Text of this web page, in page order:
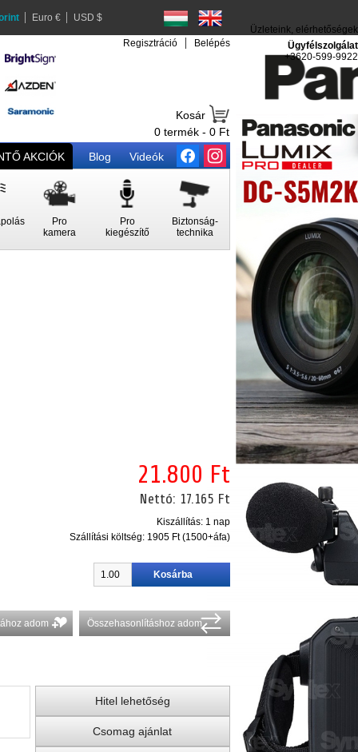
Euro € USD $
Regisztráció Belépés
Kosár
0 termék - 0 Ft
AKCIÓK Blog Videók
Pro
kamera
Pro
kiegészítő
Biztonság-
technika
Üzleteink, elérhetőségek
Ügyfélszolgálat
+3620-599-9922
21.800 Ft
Nettó: 17.165 Ft
Kiszállítás: 1 nap
Szállítási költség:1905 Ft (1500+áfa)
adom Összehasonlításhoz adom
Hitel lehetőség
Csomag ajánlat